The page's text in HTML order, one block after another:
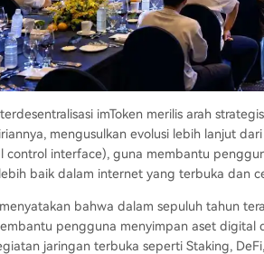
imToken merilis arah
mengusulkan evolusi lebih lanjut
control interface), guna membantu
baik dalam internet yang terbuka dan
menyatakan bahwa dalam sepuluh tahun
pengguna menyimpan aset digital
jaringan terbuka seperti Staking,